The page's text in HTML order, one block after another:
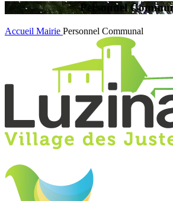
Personnel
Accueil Mairie Personnel Communal